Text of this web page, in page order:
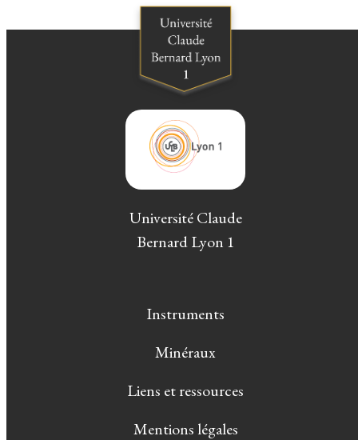
Université Claude
Bernard Lyon 1
Instruments
Minéraux
Liens et ressources
Mentions légales